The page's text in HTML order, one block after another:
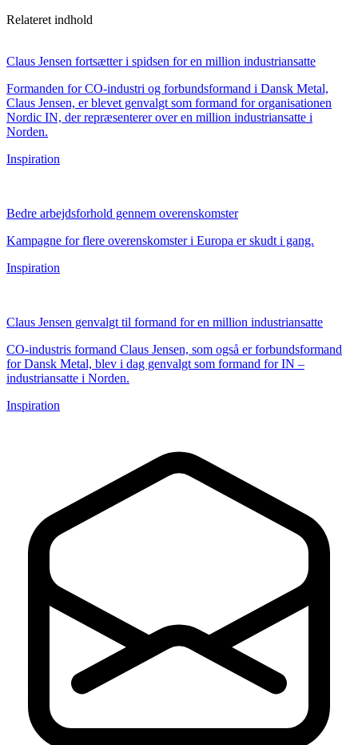
Relateret indhold
Claus Jensen fortsætter i spidsen for en million industriansatte
Formanden for CO-industri og forbundsformand i Dansk Metal,
Claus Jensen, er blevet genvalgt som formand for organisationen
Nordic IN, der repræsenterer over en million industriansatte i
Norden.
Inspiration
Bedre arbejdsforhold gennem overenskomster
Kampagne for flere overenskomster i Europa er skudt i gang.
Inspiration
Claus Jensen genvalgt til formand for en million industriansatte
CO-industris formand Claus Jensen, som også er forbundsformand
for Dansk Metal, blev i dag genvalgt som formand for IN –
industriansatte i Norden.
Inspiration